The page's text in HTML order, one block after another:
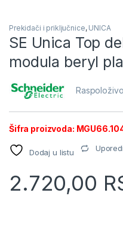
Prekidači i priključnice, UNICA
SE Unica Top
modula beryl
Šifra proizvoda:
Dodaj u listu Uporedi
2.720,00